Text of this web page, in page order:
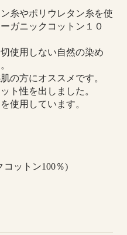
綿
100%
リ
ブ
糸やポリウレタン糸を使
ガニックコットン１０
使用しない自然の染め
の方にオススメです。
ト性を出しました。
使用しています。
コットン100％)